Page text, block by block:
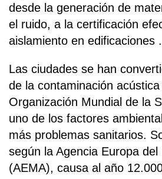
desde la generación de
el ruido, a la certificación
aislamiento en edificaciones .
Las ciudades se han
de la contaminación
Organización Mundial de la
uno de los factores
más problemas sanitarios.
según la Agencia Europa
(AEMA), causa al año